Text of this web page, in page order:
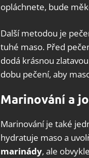
opláchnete, bude
Další metodou je
tuhé maso. Před
dodá krásnou
dobu pečení, aby
Marinování a
Marinování je také
hydratuje maso a
marinády, ale